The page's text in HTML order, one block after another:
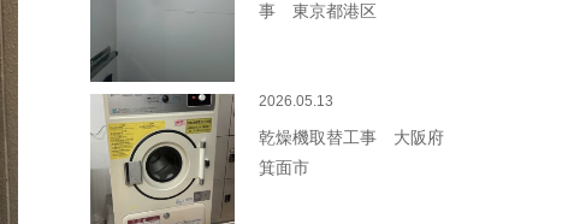
事 東京都港区
2026.05.13
乾燥機取替工事 大阪府
箕面市